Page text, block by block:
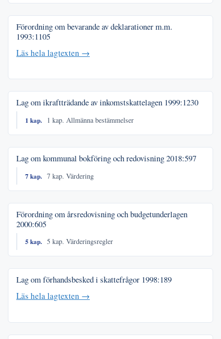
Förordning om bevarande av deklarationer m.m.
1993:1105
Läs hela lagtexten →
Lag om ikraftträdande av inkomstskattelagen 1999:1230
1 kap. 1 kap. Allmänna bestämmelser
Lag om kommunal bokföring och redovisning2018:597
7 kap. 7 kap. Värdering
Förordning om årsredovisning och budgetunderlagen
2000:605
5 kap. 5 kap. Värderingsregler
Lag om förhandsbesked i skattefrågor 1998:189
Läs hela lagtexten →